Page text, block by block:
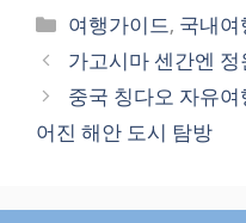
카
테
고
리
여행가이드, 국내여
가고시마 센간엔
중국 칭다오 자유
어진 해안 도시 탐방